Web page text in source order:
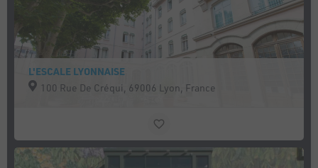
L'ESCALE LYONNAISE
100 Rue De Créqui, 69006 Lyon, France